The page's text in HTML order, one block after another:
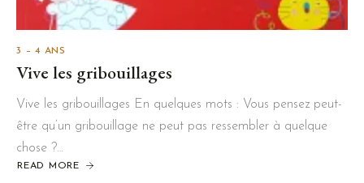
3 – 4 ANS
Vive les gribouillages
Vive les gribouillages En quelques mots : Vous pensez peut-
être qu’un gribouillage ne peut pas ressembler à quelque
chose ?…
READ MORE